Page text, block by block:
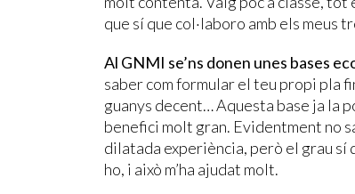
que sí que col·laboro amb els meus
Al GNMI se’ns donen unes bases
saber com formular el teu propi pla
guanys decent… Aquesta base ja la
benefici molt gran. Evidentment no
dilatada experiència, però el grau sí
ho, i això m’ha ajudat molt.